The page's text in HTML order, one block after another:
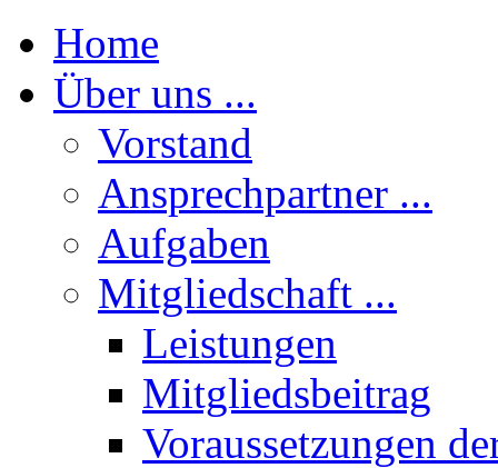
Home
Über uns ...
Vorstand
Ansprechpartner ...
Aufgaben
Mitgliedschaft ...
Leistungen
Mitgliedsbeitrag
Voraussetzungen